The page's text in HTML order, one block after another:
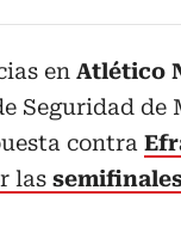
en Atlético
Seguridad de
contra
las